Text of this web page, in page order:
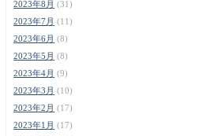
2023年8月 (31)
2023年7月 (11)
2023年6月 (8)
2023年5月 (8)
2023年4月 (9)
2023年3月 (10)
2023年2月 (17)
2023年1月 (17)